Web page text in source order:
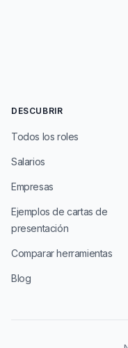
DESCUBRIR
Todos los roles
Salarios
Empresas
Ejemplos de cartas de
presentación
Comparar herramientas
Blog